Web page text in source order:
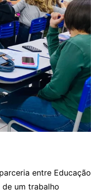
entre Educação
um trabalho